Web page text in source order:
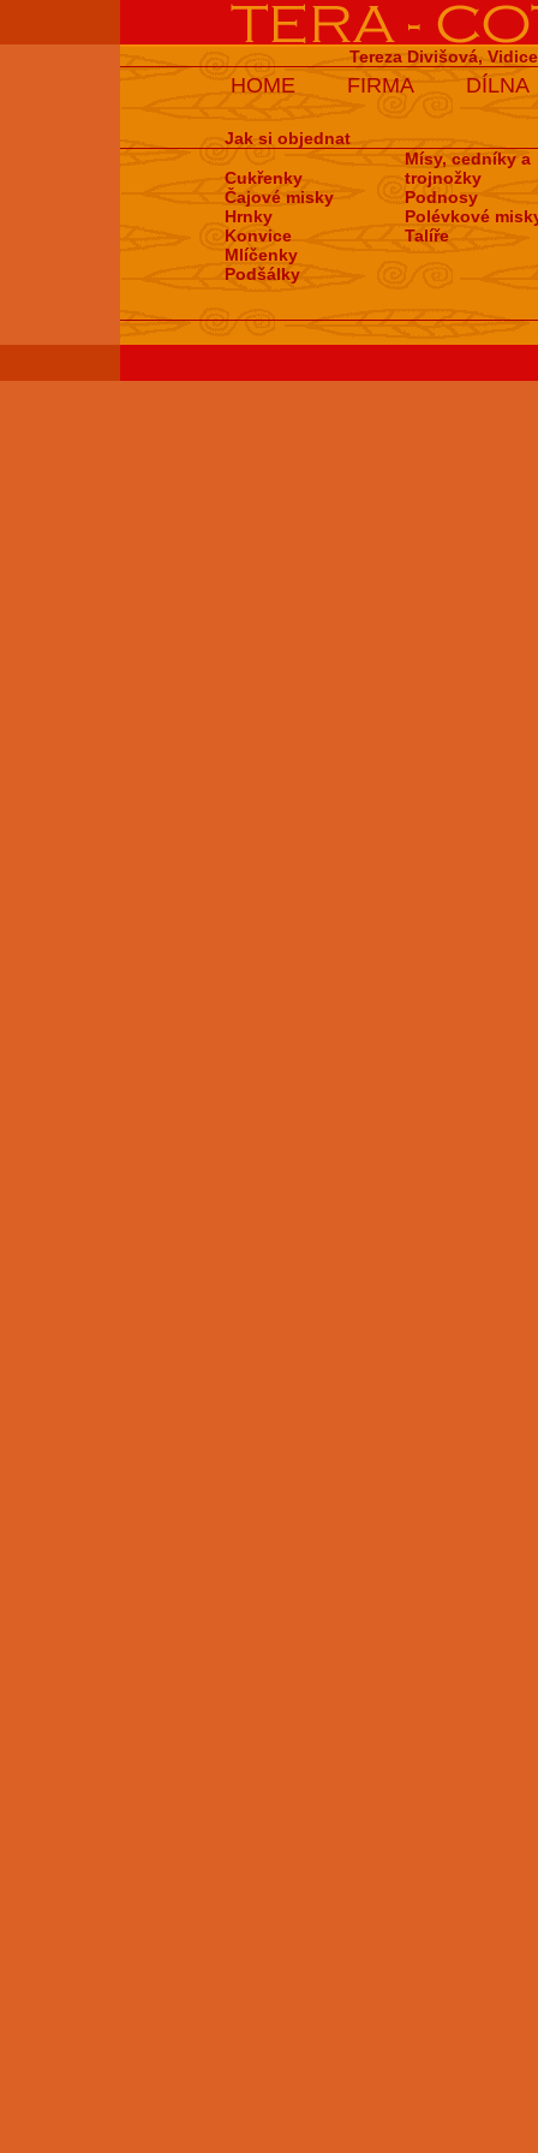
Tereza Divišová,
HOME FIRMA DÍLNA
Jak si objednat
Cukřenky
Čajové misky
Hrnky
Konvice
Mlíčenky
Podšálky
Mísy, cedníky a
trojnožky
Podnosy
Polévkové
Talíře